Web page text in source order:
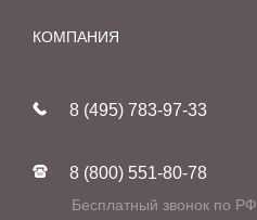
Мебель
Фабрики
КОМПАНИЯ
Реставрация
Контакты
8 (495) 783-97-33
8 (800) 551-80-78
Бесплатный звонок по РФ